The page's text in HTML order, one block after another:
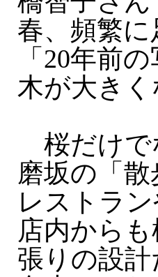
春、頻繁
「20年前
木が大き
桜だけで
磨坂の「
レストラ
店内から
張りの設